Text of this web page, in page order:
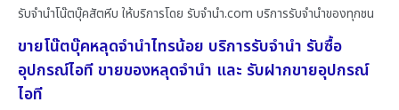
รับจำนำโน๊ตบุ๊คสัตหีบ ให้บริการโดย รับจํานํา.com บริการรับจำนำของทุกชน
ขายโน๊ตบุ๊คหลุดจำนำไทรน้อย บริการรับจำนำ รับซื้อ
อุปกรณ์ไอที ขายของหลุดจำนำ และ รับฝากขายอุปกรณ์
ไอที